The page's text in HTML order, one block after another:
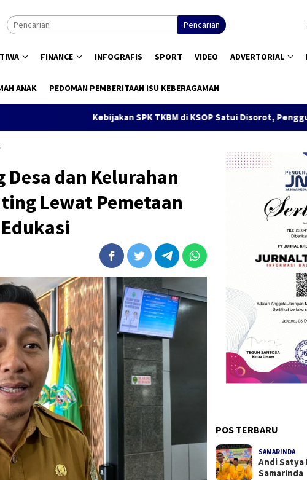
Pencarian
FINANCE INFOGRAFIS SPORT VIDEO ADVERTORIAL
ANAK PEDOMAN PEMBERITAAN ISU KEBERAGAMAN
Kebijakan SPK TKBM di KSOP Satui Disorot, Pengguna Jasa
Desa dan Kelurahan
Lewat Pemetaan
POS TERBARU
SAMARINDA
Andi Satya
Samarinda